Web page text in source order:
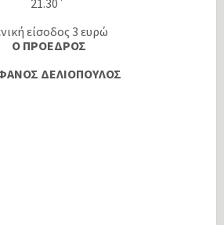
21.30΄
είσοδος 3 ευρώ
Ο ΠΡΟΕΔΡΟΣ
ΔΕΛΙΟΠΟΥΛΟΣ